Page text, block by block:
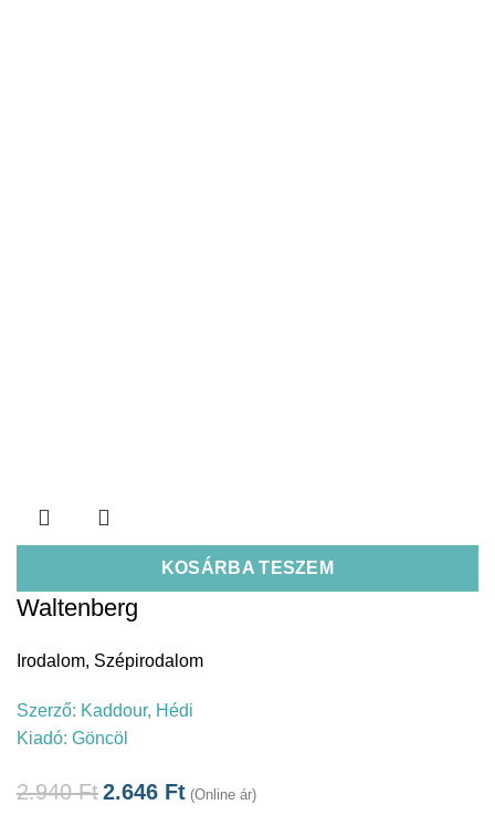
KOSÁRBA TESZEM
Waltenberg
Irodalom, Szépirodalom
Szerző: Kaddour, Hédi
Kiadó: Göncöl
2.940Ft2.646 Ft (Online ár)